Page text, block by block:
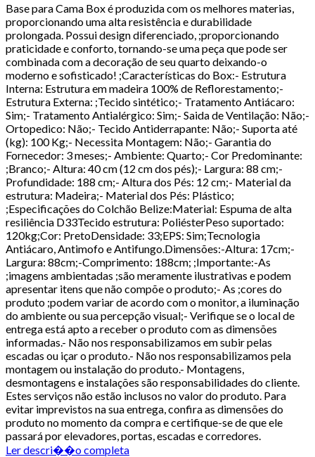
Base para Cama Box é produzida com os melhores materias,
proporcionando uma alta resistência e durabilidade
prolongada. Possui design diferenciado, ;proporcionando
praticidade e conforto, tornando-se uma peça que pode ser
combinada com a decoração de seu quarto deixando-o
moderno e sofisticado! ;Características do Box:- Estrutura
Interna: Estrutura em madeira 100% de Reflorestamento;-
Estrutura Externa: ;Tecido sintético;- Tratamento Antiácaro:
Sim;- Tratamento Antialérgico: Sim;- Saida de Ventilação: Não;-
Ortopedico: Não;- Tecido Antiderrapante: Não;- Suporta até
(kg): 100 Kg;- Necessita Montagem: Não;- Garantia do
Fornecedor: 3 meses;- Ambiente: Quarto;- Cor Predominante:
;Branco;- Altura: 40 cm (12 cm dos pés);- Largura: 88 cm;-
Profundidade: 188 cm;- Altura dos Pés: 12 cm;- Material da
estrutura: Madeira;- Material dos Pés: Plástico;
;Especificações do Colchão Belize:Material: Espuma de alta
resiliência D33Tecido estrutura: PoliésterPeso suportado:
120kg;Cor: PretoDensidade: 33;EPS: Sim;Tecnologia
Antiácaro, Antimofo e Antifungo.Dimensões:-Altura: 17cm;-
Largura: 88cm;-Comprimento: 188cm; ;Importante:-As
;imagens ambientadas ;são meramente ilustrativas e podem
apresentar itens que não compõe o produto;- As ;cores do
produto ;podem variar de acordo com o monitor, a iluminação
do ambiente ou sua percepção visual;- Verifique se o local de
entrega está apto a receber o produto com as dimensões
informadas.- Não nos responsabilizamos em subir pelas
escadas ou içar o produto.- Não nos responsabilizamos pela
montagem ou instalação do produto.- Montagens,
desmontagens e instalações são responsabilidades do cliente.
Estes serviços não estão inclusos no valor do produto. Para
evitar imprevistos na sua entrega, confira as dimensões do
produto no momento da compra e certifique-se de que ele
passará por elevadores, portas, escadas e corredores.
Ler descri��o completa